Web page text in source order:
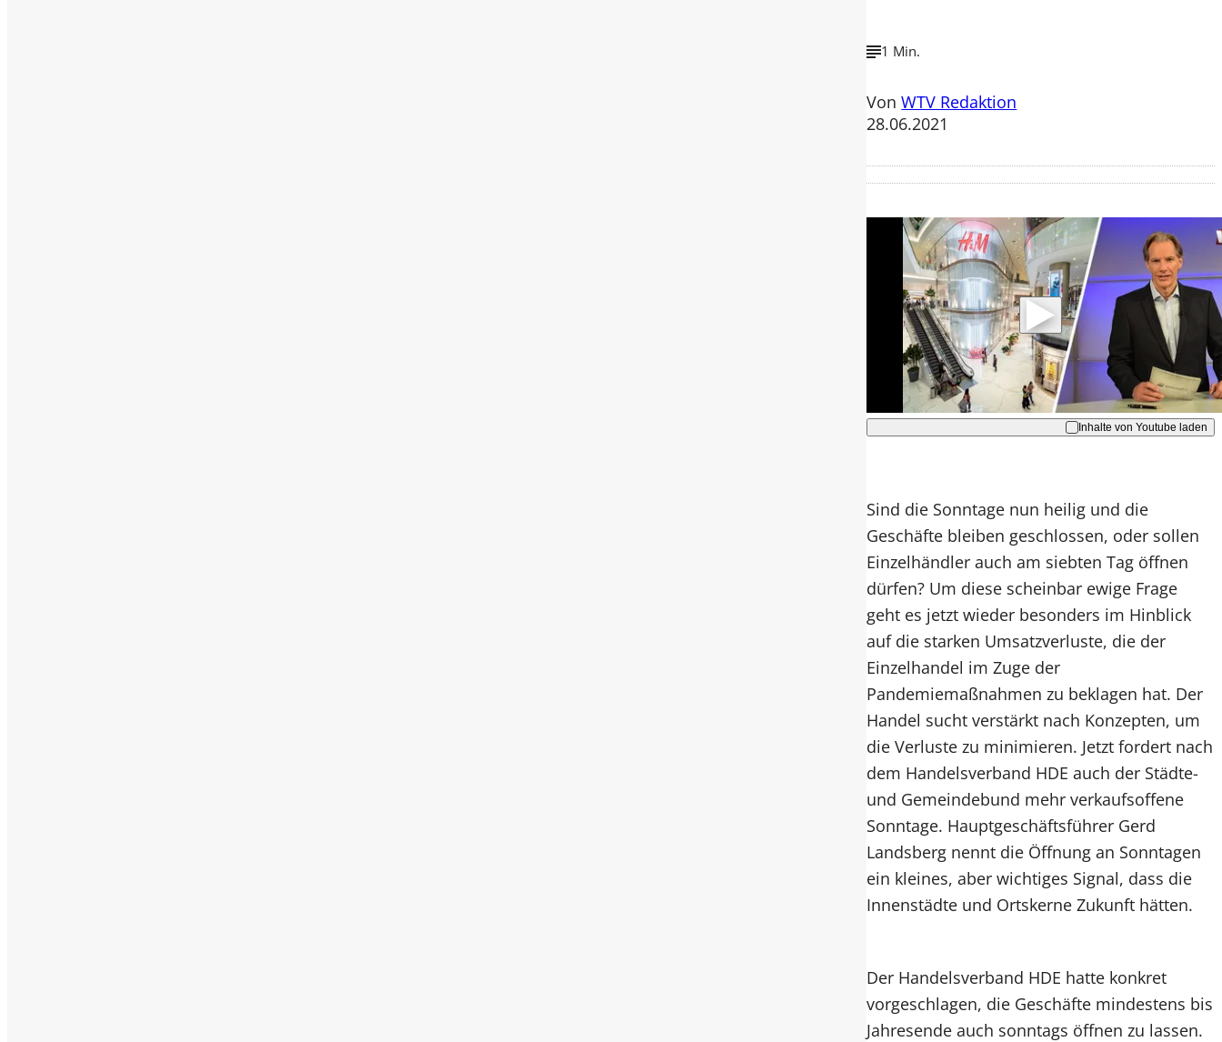
1 Min.
VonWTV Redaktion
28.06.2021
Mit der Wiedergabe dieses Videos
werden Daten an Youtube übertragen.
Hinweise dazu erhalten Sie in der
Datenschutzerklärung.
Akzeptieren
Inhalte von Youtube laden
Sind die Sonntage nun heilig und die
Geschäfte bleiben geschlossen, oder sollen
Einzelhändler auch am siebten Tag öffnen
dürfen? Um diese scheinbar ewige Frage
geht es jetzt wieder besonders im Hinblick
auf die starken Umsatzverluste, die der
Einzelhandel im Zuge der
Pandemiemaßnahmen zu beklagen hat. Der
Handel sucht verstärkt nach Konzepten, um
die Verluste zu minimieren. Jetzt fordert nach
dem Handelsverband HDE auch der Städte-
und Gemeindebund mehr verkaufsoffene
Sonntage. Hauptgeschäftsführer Gerd
Landsberg nennt die Öffnung an Sonntagen
ein kleines, aber wichtiges Signal, dass die
Innenstädte und Ortskerne Zukunft hätten.
Der Handelsverband HDE hatte konkret
vorgeschlagen, die Geschäfte mindestens bis
Jahresende auch sonntags öffnen zu lassen.